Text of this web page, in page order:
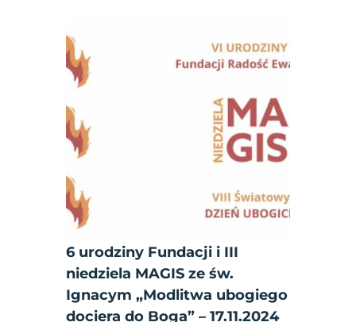
6 urodziny Fundacji i III
niedziela MAGIS ze św.
Ignacym „Modlitwa ubogiego
dociera do Boga” – 17.11.2024